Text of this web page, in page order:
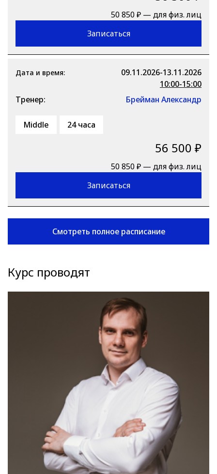
50 850 ₽ — для физ. лиц
Записаться
Дата и время:
09.11.2026-13.11.2026
10:00-15:00
Тренер:
Брейман Александр
Middle 24 часа
56 500 ₽
50 850 ₽ — для физ. лиц
Записаться
Смотреть полное расписание
Курс проводят